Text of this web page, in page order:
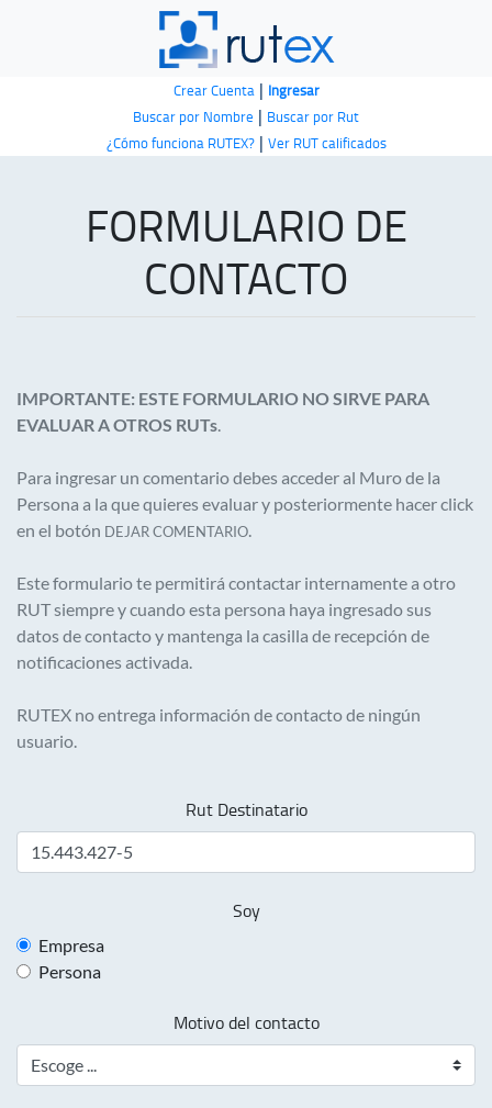
Crear Cuenta| Ingresar
Buscar por Nombre | Buscar por Rut
¿Cómo funciona RUTEX?| Ver RUT calificados
FORMULARIO DE
CONTACTO
IMPORTANTE: ESTE FORMULARIO NO SIRVE PARA
EVALUAR A OTROS RUTs.
Para ingresar un comentario debes acceder al Muro de la
Persona a la que quieres evaluar y posteriormente hacer click
en el botón DEJAR COMENTARIO.
Este formulario te permitirá contactar internamente a otro
RUT siempre y cuando esta persona haya ingresado sus
datos de contacto y mantenga la casilla de recepción de
notificaciones activada.
RUTEX no entrega información de contacto de ningún
usuario.
Rut Destinatario
Soy
Empresa
Persona
Motivo del contacto